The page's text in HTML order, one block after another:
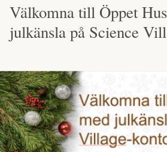
Välkomna till Öppet
julkänsla på Science